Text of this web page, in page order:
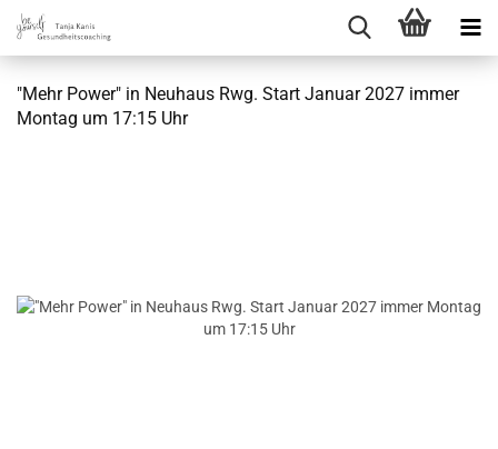
"Mehr Power" in Neuhaus Rwg. Start Januar 2027 immer
Montag um 17:15 Uhr